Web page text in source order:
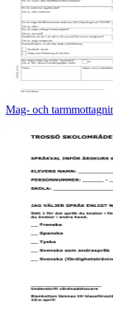
Mag- och